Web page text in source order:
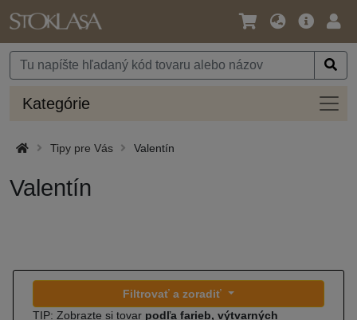
Jazyk
Mena
Hlavná
Kategórie
Tipy pre Vás Valentín
Valentín
Filtrovať a zoradiť
TIP: Zobrazte si tovar podľa farieb, výtvarných